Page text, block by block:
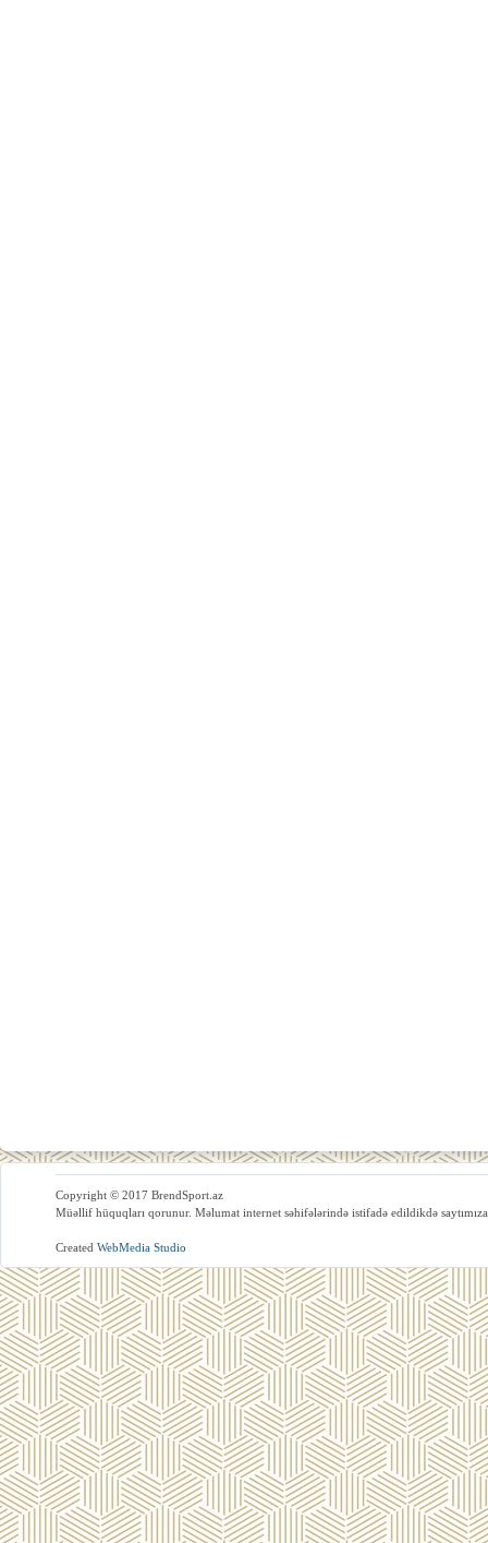
Copyright © 2017 BrendSport.az
Müəllif hüquqları qorunur. Məlumat internet səhifələrində istifadə edildikdə
Created WebMedia Studio